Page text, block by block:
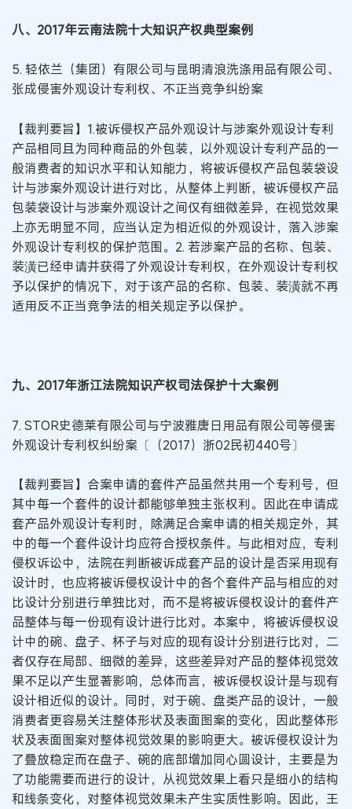
八、2017年云南法院十大知识产权典型案例
5. 轻依兰（集团）有限公司与昆明清浪洗涤用品有限公司、
张成侵害外观设计专利权、不正当竞争纠纷案
【裁判要旨】1.被诉侵权产品外观设计与涉案外观设计专利
产品相同且为同种商品的外包装，以外观设计专利产品的一
般消费者的知识水平和认知能力，将被诉侵权产品包装袋设
计与涉案外观设计进行对比，从整体上判断，被诉侵权产品
包装袋设计与涉案外观设计之间仅有细微差异，在视觉效果
上亦无明显不同，应当认定为相近似的外观设计，落入涉案
外观设计专利权的保护范围。2. 若涉案产品的名称、包装、
装潢已经申请并获得了外观设计专利权，在外观设计专利权
予以保护的情况下，对于该产品的名称、包装、装潢就不再
适用反不正当竞争法的相关规定予以保护。
九、2017年浙江法院知识产权司法保护十大案例
7. STOR史德莱有限公司与宁波雅唐日用品有限公司等侵害
外观设计专利权纠纷案〔（2017）浙02民初440号〕
【裁判要旨】合案申请的套件产品虽然共用一个专利号，但
其中每一个套件的设计都能够单独主张权利。因此在申请成
套产品外观设计专利时，除满足合案申请的相关规定外，其
中的每一个套件设计均应符合授权条件。与此相对应，专利
侵权诉讼中，法院在判断被诉成套产品的设计是否采用现有
设计时，也应将被诉侵权设计中的各个套件产品与相应的对
比设计分别进行单独比对，而不是将被诉侵权设计的套件产
品整体与每一份现有设计进行比对。本案中，将被诉侵权设
计中的碗、盘子、杯子与对应的现有设计分别进行比对，二
者仅存在局部、细微的差异，这些差异对产品的整体视觉效
果不足以产生显著影响，总体而言，被诉侵权设计是与现有
设计相近似的设计。同时，对于碗、盘类产品的设计，一般
消费者更容易关注整体形状及表面图案的变化，因此整体形
状及表面图案对整体视觉效果的影响更大。被诉侵权设计为
了叠放稳定而在盘子、碗的底部增加同心圆设计，主要是为
了功能需要而进行的设计，从视觉效果上看只是细小的结构
和线条变化，对整体视觉效果未产生实质性影响。因此，王